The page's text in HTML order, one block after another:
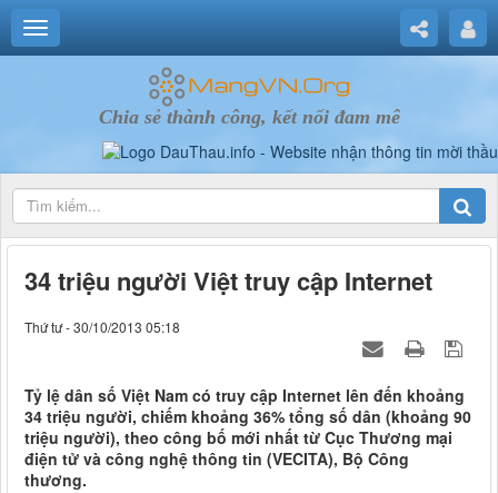
Chia sẻ thành công, kết nối đam mê
34 triệu người Việt truy cập Internet
Thứ tư - 30/10/2013 05:18
Tỷ lệ dân số Việt Nam có truy cập Internet lên đến khoảng
34 triệu người, chiếm khoảng 36% tổng số dân (khoảng 90
triệu người), theo công bố mới nhất từ Cục Thương mại
điện tử và công nghệ thông tin (VECITA), Bộ Công
thương.